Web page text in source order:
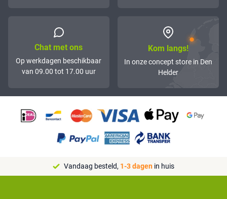
Chat met ons
Op werkdagen beschikbaar
van 09.00 tot 17.00 uur
Kom langs!
In onze concept store in Den
Helder
Vandaag besteld, 1-3 dagen in huis